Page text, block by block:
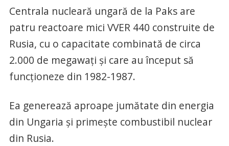
Centrala nucleară ungară de la Paks are
patru reactoare mici VVER 440 construite de
Rusia, cu o capacitate combinată de circa
2.000 de megawaţi şi care au început să
funcţioneze din 1982-1987.
Ea generează aproape jumătate din energia
din Ungaria şi primeşte combustibil nuclear
din Rusia.